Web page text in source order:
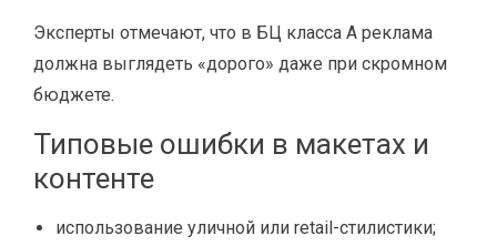
Эксперты отмечают, что в БЦ класса A реклама
должна выглядеть «дорого» даже при скромном
бюджете.
Типовые ошибки в макетах и
контенте
использование уличной или retail-стилистики;